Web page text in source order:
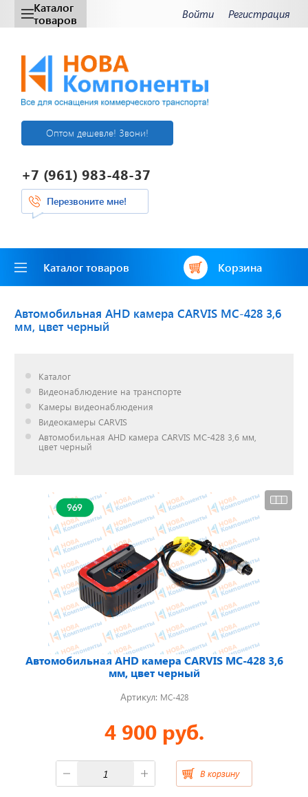
Каталог
товаров
Войти Регистрация
Оптом дешевле! Звони!
+7 (961) 983-48-37
Перезвоните мне!
Каталог товаров Корзина
Акции. Скидки.
Спецпредложения.
Узнать подробнее...
Отвечаем на актуальные
вопросы
Приборные панели
Автомобильная AHD камера CARVIS MC-428 3,6
мм, цвет черный
Каталог
Видеонаблюдение на транспорте
Камеры видеонаблюдения
Видеокамеры CARVIS
Автомобильная AHD камера CARVIS MC-428 3,6 мм,
цвет черный
Автомобильная AHD камера CARVIS MC-428 3,6
мм, цвет черный
Артикул: MC-428
4 900 руб.
В корзину